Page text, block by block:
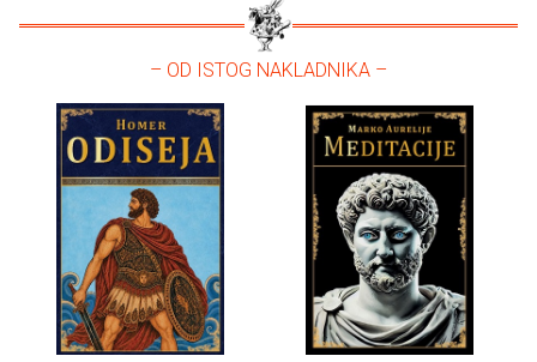
– OD ISTOG NAKLADNIKA –